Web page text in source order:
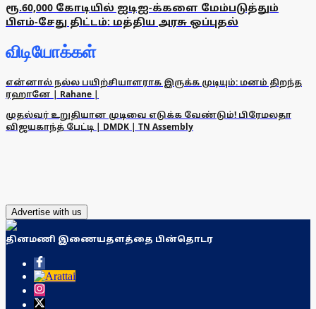
ரூ.60,000 கோடியில் ஐடிஐ-க்களை மேம்படுத்தும்
பிஎம்-சேது திட்டம்: மத்திய அரசு ஒப்புதல்
விடியோக்கள்
என்னால் நல்ல பயிற்சியாளராக இருக்க முடியும்: மனம் திறந்த
ரஹானே | Rahane |
முதல்வர் உறுதியான முடிவை எடுக்க வேண்டும்! பிரேமலதா
விஜயகாந்த் பேட்டி | DMDK | TN Assembly
Advertise with us
தினமணி இணையதளத்தை பின்தொடர